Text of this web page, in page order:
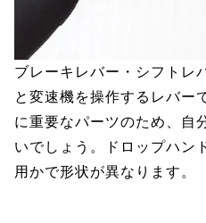
ブレーキレバー・シフトレ
と変速機を操作するレバー
に重要なパーツのため、自
いでしょう。ドロップハン
用かで形状が異なります。